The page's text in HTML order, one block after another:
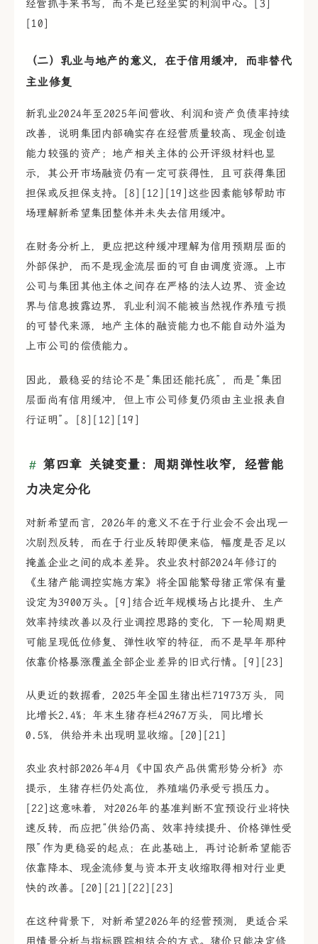
经营抓手来书写，而不是已经坐实的利润中心。[3]
[10]
（二）乳业与地产的意义，在于信用缓冲，而非替代
主业修复
新乳业2024年至2025年间营收、利润和资产负债率持续
改善，说明集团内部确实存在经营质量较高、现金创造
能力较强的资产；地产相关主体的公开评级材料也显
示，其公开市场融资仍有一定可获得性，且可获得集团
担保或反担保支持。[8][12][19]这些因素能够帮助市
场理解新希望集团整体并未失去信用缓冲。
在财务分析上，更应把这种缓冲理解为信用预期层面的
外部保护，而不是现金流层面的可自由调度资源。上市
公司与集团其他主体之间存在严格的法人边界、资金边
界与信息披露边界，乳业利润不能被当然视作养殖亏损
的可替代来源，地产主体的融资能力也不能自动外溢为
上市公司的偿债能力。
因此，最稳妥的结论不是“集团还能托底”，而是“集团
层面尚有信用缓冲，但上市公司修复仍须由主业报表自
行证明”。[8][12][19]
第四章 关键变量：周期弹性收窄，经营能
力决定分化
对新希望而言，2026年的意义不在于行业会不会出现一
次剧烈反转，而在于行业反转即便来临，幅度是否足以
掩盖企业之间的成本差异。农业农村部2024年修订的
《生猪产能调控实施方案》将全国能繁母猪正常保有量
设定为3900万头。[9]结合近年规模场占比提升、生产
效率持续改善以及行业调控思路的变化，下一轮周期更
可能呈现低位修复、弹性收窄的特征，而不是早年那种
依靠价格暴涨覆盖全部企业差异的旧式行情。[9][23]
从更近的数据看，2025年全国生猪出栏71973万头，同
比增长2.4%；年末生猪存栏42967万头，同比增长
0.5%，供给并未出现明显收缩。[20][21]
农业农村部2026年4月《中国农产品供需形势分析》亦
提示，生猪存栏仍处高位，养殖端仍承受亏损压力。
[22]这意味着，对2026年的基准判断不宜预设行业将快
速反转，而应把“供给仍高、效率持续提升、价格弹性受
限”作为更稳妥的起点；在此基础上，再讨论新希望能否
依靠降本、现金流修复与资本开支收缩取得相对行业更
快的改善。[20][21][22][23]
在这种背景下，对新希望2026年的经营预测，更适合采
用情景分析与指标跟踪相结合的方式。猪价只能决定修